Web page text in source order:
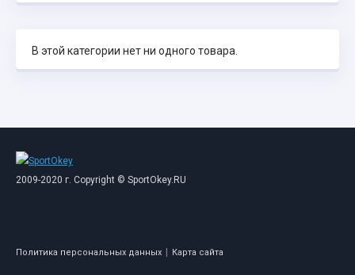
В этой категории нет ни одного товара.
2009-2020 г. Copyright © SportOkey.RU
Политика персональных данных Карта сайта